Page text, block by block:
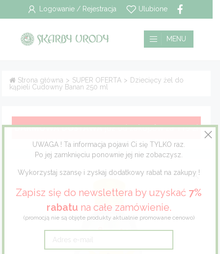
Logowanie / Rejestracja Ulubione
MENU
Strona główna > SUPER OFERTA > Dziecięcy żel do
kąpieli Cudowny Banan 250 ml
UWAGA ! Ta informacja pojawi Ci się TYLKO raz.
Po jej zamknięciu ponownie jej nie zobaczysz.
Wykorzystaj szansę i zyskaj dodatkowy rabat na zakupy !
Zapisz się do newslettera by uzyskać 7%
rabatu na całe zamówienie.
(promocją nie są objęte produkty aktualnie promowane cenowo)
Wszystkie
Pielęgnacja twarzy
Dla mężczyzn
Płatność i dostawa
Regulamin